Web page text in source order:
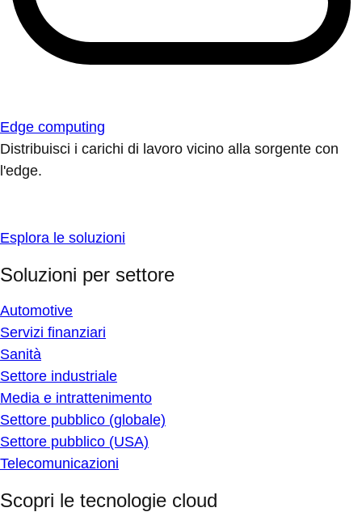
Edge computing
Distribuisci i carichi di lavoro vicino alla sorgente con
l'edge.
Esplora le soluzioni
Soluzioni per settore
Automotive
Servizi finanziari
Sanità
Settore industriale
Media e intrattenimento
Settore pubblico (globale)
Settore pubblico (USA)
Telecomunicazioni
Scopri le tecnologie cloud